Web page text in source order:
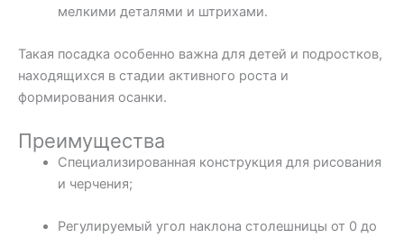
мелкими деталями и штрихами.
Такая посадка особенно важна для детей и подростков,
находящихся в стадии активного роста и
формирования осанки.
Преимущества
Специализированная конструкция для рисования
и черчения;
Регулируемый угол наклона столешницы от 0 до